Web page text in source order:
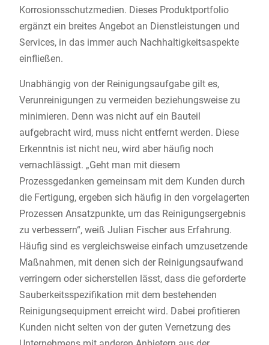
Korrosionsschutzmedien. Dieses Produktportfolio
ergänzt ein breites Angebot an Dienstleistungen und
Services, in das immer auch Nachhaltigkeitsaspekte
einfließen.
Unabhängig von der Reinigungsaufgabe gilt es,
Verunreinigungen zu vermeiden beziehungsweise zu
minimieren. Denn was nicht auf ein Bauteil
aufgebracht wird, muss nicht entfernt werden. Diese
Erkenntnis ist nicht neu, wird aber häufig noch
vernachlässigt. „Geht man mit diesem
Prozessgedanken gemeinsam mit dem Kunden durch
die Fertigung, ergeben sich häufig in den vorgelagerten
Prozessen Ansatzpunkte, um das Reinigungsergebnis
zu verbessern“, weiß Julian Fischer aus Erfahrung.
Häufig sind es vergleichsweise einfach umzusetzende
Maßnahmen, mit denen sich der Reinigungsaufwand
verringern oder sicherstellen lässt, dass die geforderte
Sauberkeitsspezifikation mit dem bestehenden
Reinigungsequipment erreicht wird. Dabei profitieren
Kunden nicht selten von der guten Vernetzung des